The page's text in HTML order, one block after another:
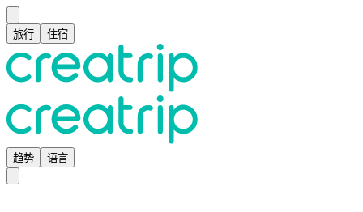
旅行 住宿
趋势 语言